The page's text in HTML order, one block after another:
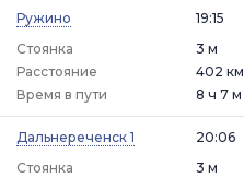
Ружино
19:15
Стоянка
3 м
Расстояние
402 км
Время в пути
8 ч 7 м
Дальнереченск 1
20:06
Стоянка
3 м